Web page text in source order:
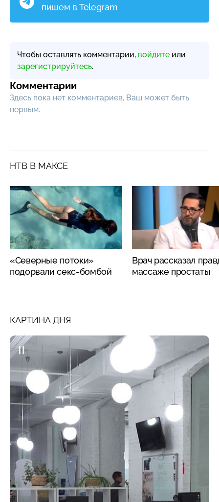
пишем в Telegram
Чтобы оставлять комментарии, войдите или
зарегистрируйтесь.
Комментарии
Здесь пока нет комментариев, Ваш может быть
первым.
НТВ В МАКСЕ
«Северные потоки»
подорвали секс-бомбой
Врач рассказал
массаже простаты
КАРТИНА ДНЯ